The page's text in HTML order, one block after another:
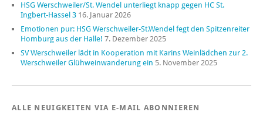
HSG Werschweiler/St. Wendel unterliegt knapp gegen HC St.
Ingbert-Hassel 3 16. Januar 2026
Emotionen pur: HSG Werschweiler-St.Wendel fegt den Spitzenreiter
Homburg aus der Halle! 7. Dezember 2025
SV Werschweiler lädt in Kooperation mit Karins Weinlädchen zur 2.
Werschweiler Glühweinwanderung ein 5. November 2025
ALLE NEUIGKEITEN VIA E-MAIL ABONNIEREN